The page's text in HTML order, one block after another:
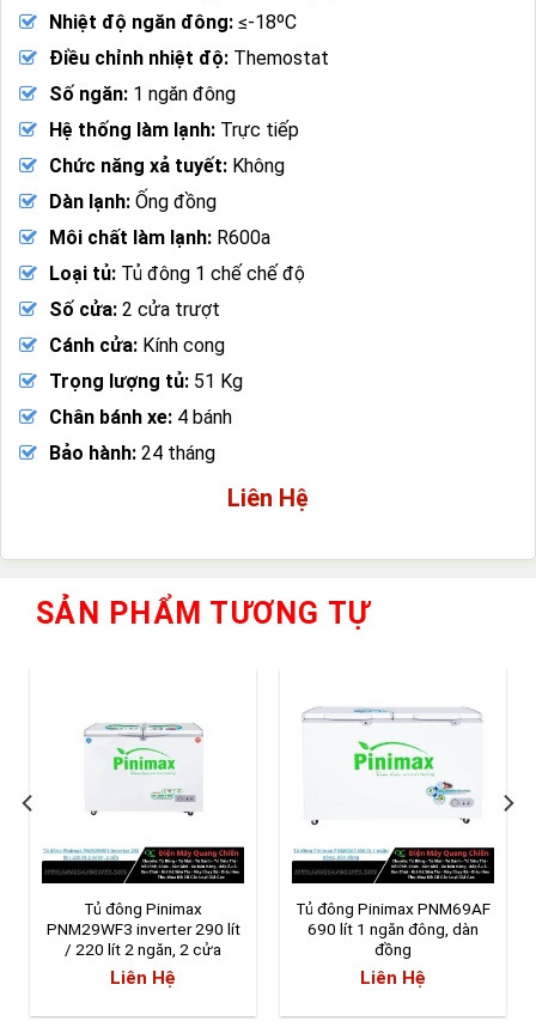
Nhiệt độ ngăn đông: ≤-18ºC
Điều chỉnh nhiệt độ: Themostat
Số ngăn: 1 ngăn đông
Hệ thống làm lạnh: Trực tiếp
Chức năng xả tuyết: Không
Dàn lạnh: Ống đồng
Môi chất làm lạnh: R600a
Loại tủ: Tủ đông 1 chế chế độ
Số cửa: 2 cửa trượt
Cánh cửa: Kính cong
Trọng lượng tủ: 51 Kg
Chân bánh xe: 4 bánh
Bảo hành: 24 tháng
Liên Hệ
SẢN PHẨM TƯƠNG TỰ
Tủ đông Pinimax
PNM29WF3 inverter 290 lít
/ 220 lít 2 ngăn, 2 cửa
Liên Hệ
Tủ đông Pinimax PNM69AF
690 lít 1 ngăn đông, dàn
đồng
Liên Hệ